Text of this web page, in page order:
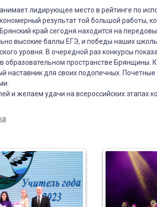
лидирующее место в рейтинге по
результат той большой работы,
край сегодня находится на
высокие баллы ЕГЭ, и победы наших
уровня. В очередной раз конкурсы
образовательном пространстве Брянщины.
наставник для своих подопечных.
и желаем удачи на всероссийских этапах